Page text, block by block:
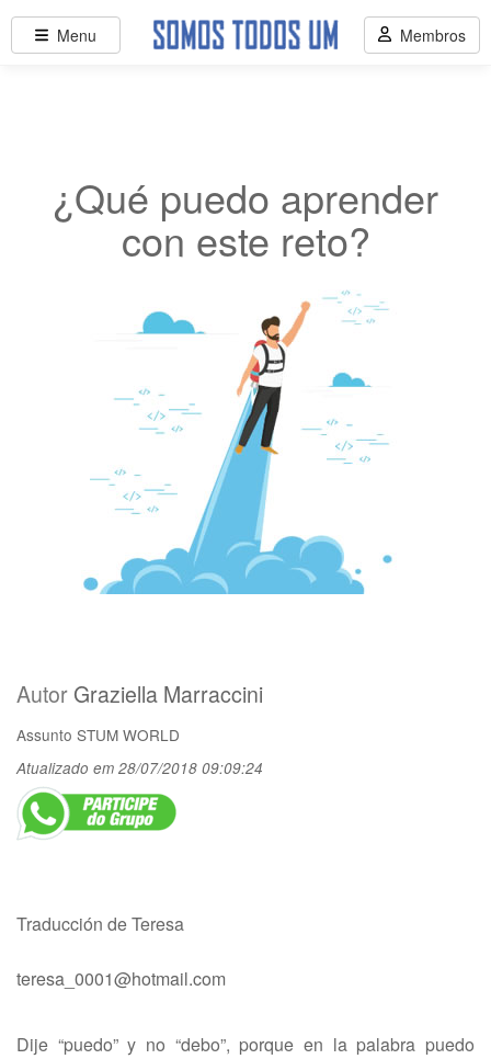
¿Qué puedo aprender
con este reto?
Autor Graziella Marraccini
Assunto STUM WORLD
Atualizado em 28/07/2018 09:09:24
Traducción de Teresa
teresa_0001@hotmail.com
Dije “puedo” y no “debo”, porque en la palabra puedo
Menu Membros